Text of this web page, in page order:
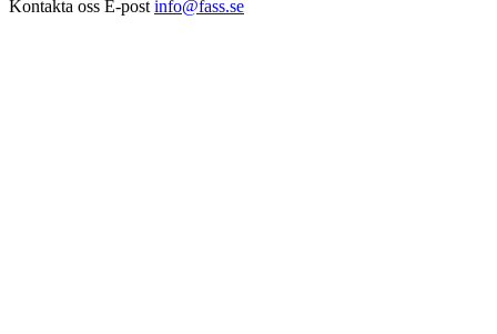
Kontakta oss E-post info@fass.se